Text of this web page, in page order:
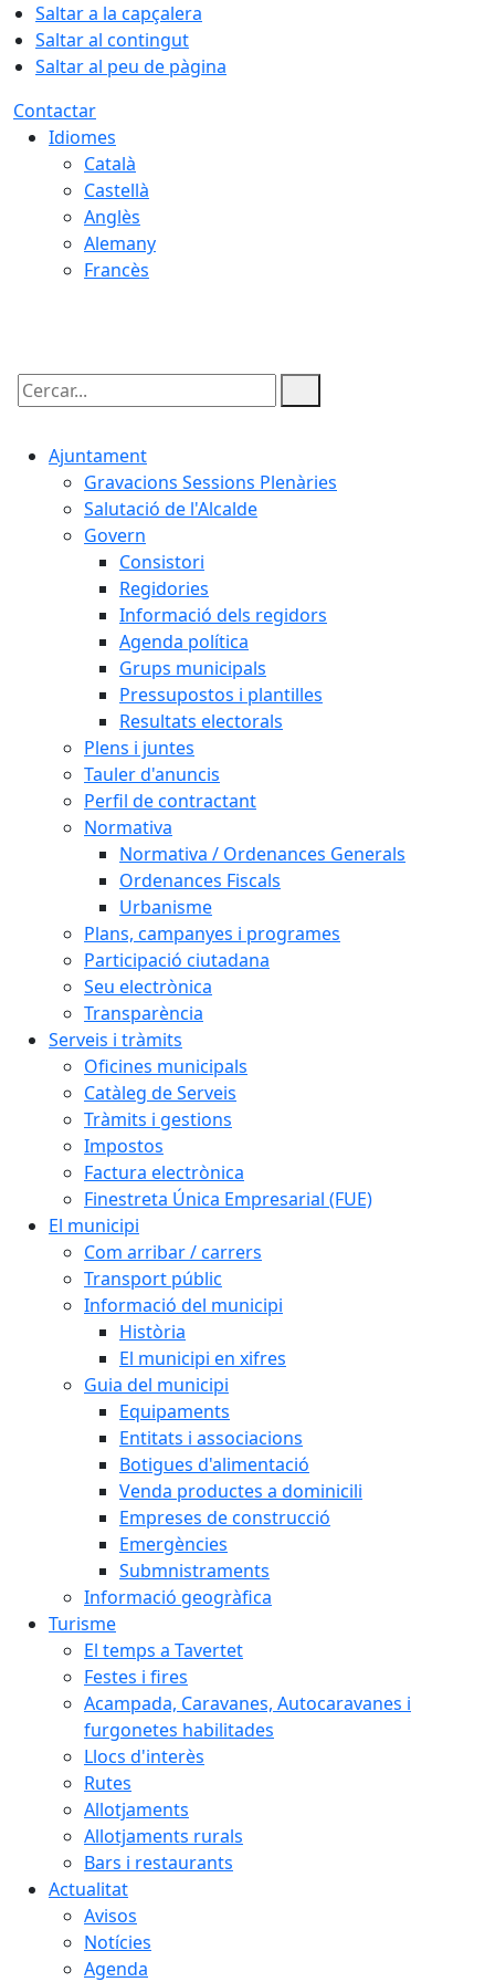
Saltar a la capçalera
Saltar al contingut
Saltar al peu de pàgina
Contactar
Idiomes
Català
Castellà
Anglès
Alemany
Francès
Cercar:
Ajuntament
Gravacions Sessions Plenàries
Salutació de l'Alcalde
Govern
Consistori
Regidories
Informació dels regidors
Agenda política
Grups municipals
Pressupostos i plantilles
Resultats electorals
Plens i juntes
Tauler d'anuncis
Perfil de contractant
Normativa
Normativa / Ordenances Generals
Ordenances Fiscals
Urbanisme
Plans, campanyes i programes
Participació ciutadana
Seu electrònica
Transparència
Serveis i tràmits
Oficines municipals
Catàleg de Serveis
Tràmits i gestions
Impostos
Factura electrònica
Finestreta Única Empresarial (FUE)
El municipi
Com arribar / carrers
Transport públic
Informació del municipi
Història
El municipi en xifres
Guia del municipi
Equipaments
Entitats i associacions
Botigues d'alimentació
Venda productes a dominicili
Empreses de construcció
Emergències
Submnistraments
Informació geogràfica
Turisme
El temps a Tavertet
Festes i fires
Acampada, Caravanes, Autocaravanes i
furgonetes habilitades
Llocs d'interès
Rutes
Allotjaments
Allotjaments rurals
Bars i restaurants
Actualitat
Avisos
Notícies
Agenda